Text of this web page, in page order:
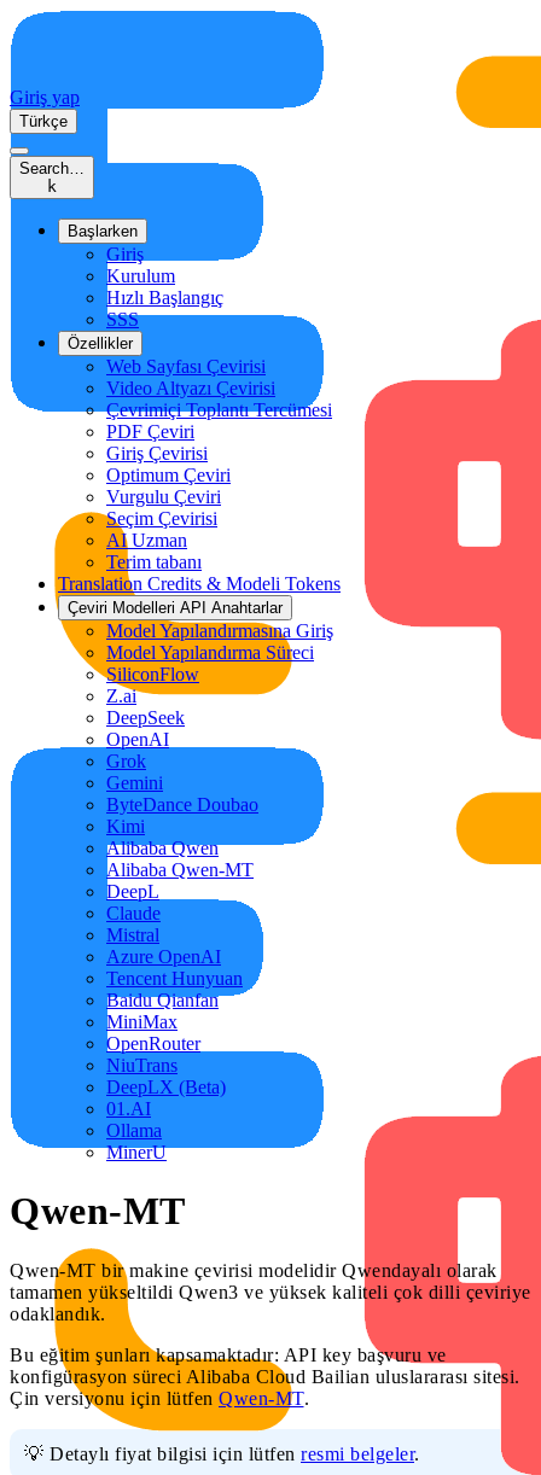
Giriş yap
Türkçe
Search…
k
Başlarken
Giriş
Kurulum
Hızlı Başlangıç
SSS
Özellikler
Web Sayfası Çevirisi
Video Altyazı Çevirisi
Çevrimiçi Toplantı Tercümesi
PDF Çeviri
Giriş Çevirisi
Optimum Çeviri
Vurgulu Çeviri
Seçim Çevirisi
AI Uzman
Terim tabanı
Translation Credits & Modeli Tokens
Çeviri Modelleri API Anahtarlar
Model Yapılandırmasına Giriş
Model Yapılandırma Süreci
SiliconFlow
Z.ai
DeepSeek
OpenAI
Grok
Gemini
ByteDance Doubao
Kimi
Alibaba Qwen
Alibaba Qwen-MT
DeepL
Claude
Mistral
Azure OpenAI
Tencent Hunyuan
Baidu Qianfan
MiniMax
OpenRouter
NiuTrans
DeepLX (Beta)
01.AI
Ollama
MinerU
Qwen-MT
Qwen-MT bir makine çevirisi modelidir Qwendayalı olarak
tamamen yükseltildi Qwen3 ve yüksek kaliteli çok dilli çeviriye
odaklandık.
Bu eğitim şunları kapsamaktadır: API key başvuru ve
konfigürasyon süreci Alibaba Cloud Bailian uluslararası sitesi.
Çin versiyonu için lütfen Qwen-MT.
💡 Detaylı fiyat bilgisi için lütfen resmi belgeler.